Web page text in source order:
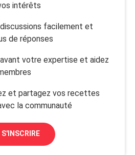
intérêts
facilement et
de réponses
votre expertise et aidez
et partagez vos recettes
la communauté
S'INSCRIRE